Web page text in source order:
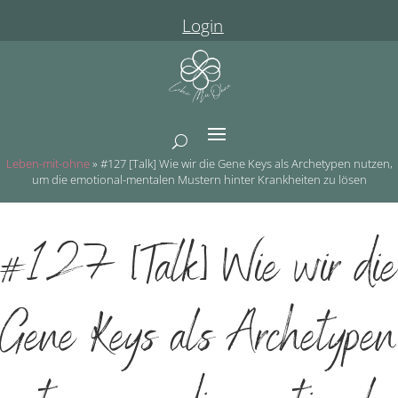
Login
Leben-mit-ohne» #127 [Talk] Wie wir die Gene Keys als Archetypen nutzen,
um die emotional-mentalen Mustern hinter Krankheiten zu lösen
#127 [Talk] Wie wir die
Gene Keys als Archetypen